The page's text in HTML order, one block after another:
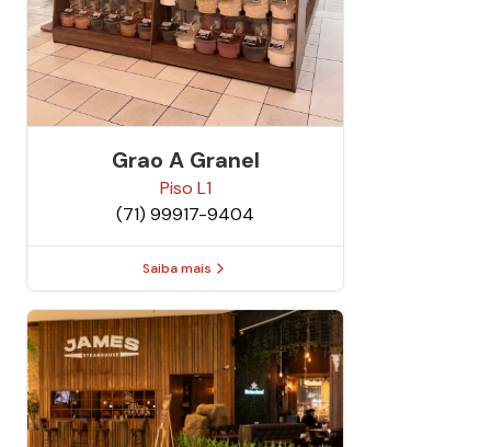
Grao A Granel
Piso L1
(71) 99917-9404
Saiba mais